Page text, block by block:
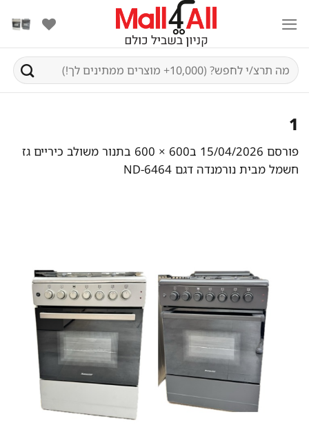
content
חיפוש
עבור:
1
פורסם 15/04/2026 ב600 × 600 בתנור משולב כיריים גז
חשמל מבית נורמנדה דגם ND-6464